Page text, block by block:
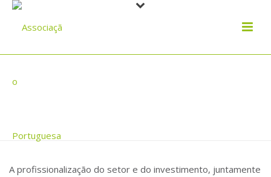
ARRENDAMENTO HABITACIONAL:
A profissionalização do setor e do investimento, juntamente